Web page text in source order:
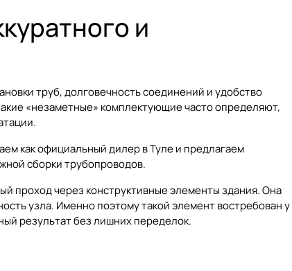
и
труб, долговечность соединений и удобство
«незаметные» комплектующие часто определяют,
как официальный дилер в Туле и предлагаем
сборки трубопроводов.
проход через конструктивные элементы здания. Она
узла. Именно поэтому такой элемент востребован у
результат без лишних переделок.